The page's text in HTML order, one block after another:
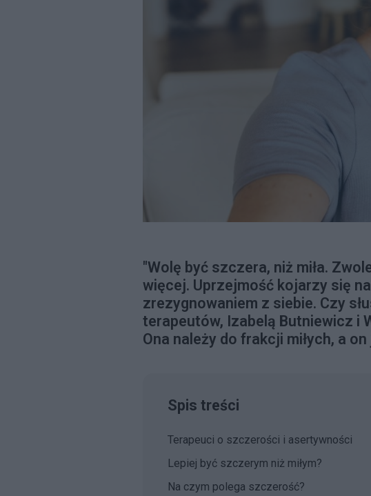
"Wolę być szczera, niż miła.
więcej. Uprzejmość kojarzy się
zrezygnowaniem z siebie. Czy
terapeutów, Izabelą Butniewicz i
Ona należy do frakcji miłych, a
Spis treści
Terapeuci o szczerości i asertywności
Lepiej być szczerym niż miłym?
Na czym polega szczerość?